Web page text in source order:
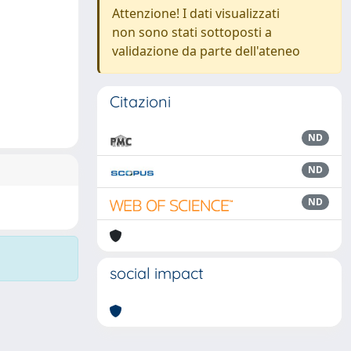
Attenzione! I dati visualizzati
non sono stati sottoposti a
validazione da parte dell'ateneo
Citazioni
ND
ND
ND
social impact